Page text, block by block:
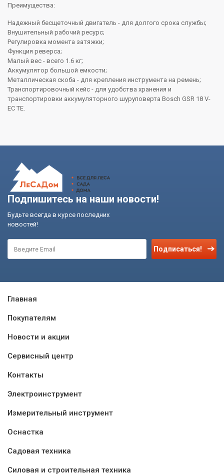
Преимущества:
Надежный бесщеточный двигатель - для долгого срока службы;
Внушительный рабочий ресурс;
Регулировка момента затяжки;
Функция реверса;
Малый вес - всего 1.6 кг;
Аккумулятор большой емкости;
Металлическая скоба - для крепления инструмента на ремень;
Транспортировочный кейс - для удобства хранения и
транспортировки аккумуляторного шуруповерта Bosch GSR 18 V-
EC TE.
Подпишитесь на наши новости!
Будьте всегда в курсе последних
новостей!
Подписаться!
Главная
Покупателям
Новости и акции
Сервисный центр
Контакты
Электроинструмент
Измерительный инструмент
Оснастка
Садовая техника
Силовая и строительная техника